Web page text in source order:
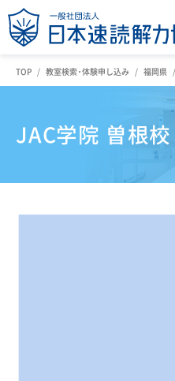
TOP 教室検索・体験申し込み 福岡県
JAC学院 曽根校